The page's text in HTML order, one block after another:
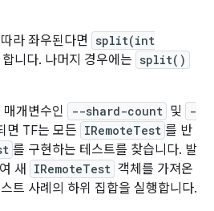
라 좌우된다면
split(int
니다. 나머지 경우에는 split()
개변수인
--shard-count 및
-
면 TF는 모든 IRemoteTest 를 반
를 구현하는 테스트를 찾습니다. 발
새 IRemoteTest 객체를 가져온
트 사례의 하위 집합을 실행합니다.